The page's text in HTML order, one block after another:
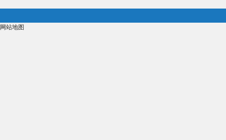
网站地图